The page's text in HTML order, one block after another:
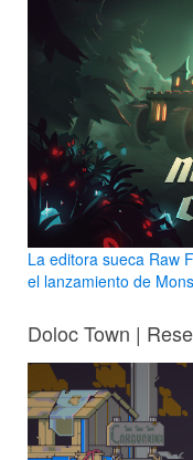
La editora sueca Raw
el lanzamiento de
Doloc Town |